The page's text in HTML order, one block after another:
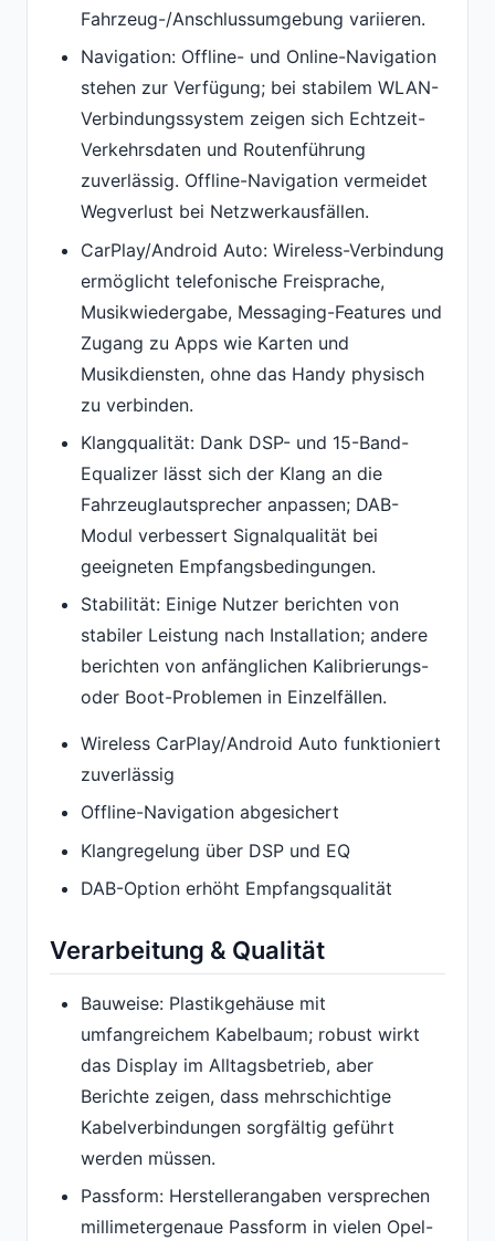
Fahrzeug-/Anschlussumgebung variieren.
Navigation: Offline- und Online-Navigation
stehen zur Verfügung; bei stabilem WLAN-
Verbindungssystem zeigen sich Echtzeit-
Verkehrsdaten und Routenführung
zuverlässig. Offline-Navigation vermeidet
Wegverlust bei Netzwerkausfällen.
CarPlay/Android Auto: Wireless-Verbindung
ermöglicht telefonische Freisprache,
Musikwiedergabe, Messaging-Features und
Zugang zu Apps wie Karten und
Musikdiensten, ohne das Handy physisch
zu verbinden.
Klangqualität: Dank DSP- und 15-Band-
Equalizer lässt sich der Klang an die
Fahrzeuglautsprecher anpassen; DAB-
Modul verbessert Signalqualität bei
geeigneten Empfangsbedingungen.
Stabilität: Einige Nutzer berichten von
stabiler Leistung nach Installation; andere
berichten von anfänglichen Kalibrierungs-
oder Boot-Problemen in Einzelfällen.
Wireless CarPlay/Android Auto funktioniert
zuverlässig
Offline-Navigation abgesichert
Klangregelung über DSP und EQ
DAB-Option erhöht Empfangsqualität
Verarbeitung & Qualität
Bauweise: Plastikgehäuse mit
umfangreichem Kabelbaum; robust wirkt
das Display im Alltagsbetrieb, aber
Berichte zeigen, dass mehrschichtige
Kabelverbindungen sorgfältig geführt
werden müssen.
Passform: Herstellerangaben versprechen
millimetergenaue Passform in vielen Opel-